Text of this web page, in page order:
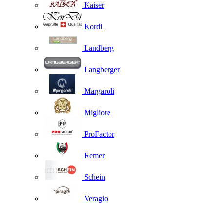
Kaiser
Kordi
Landberg
Langberger
Margaroli
Migliore
ProFactor
Remer
Schein
Veragio